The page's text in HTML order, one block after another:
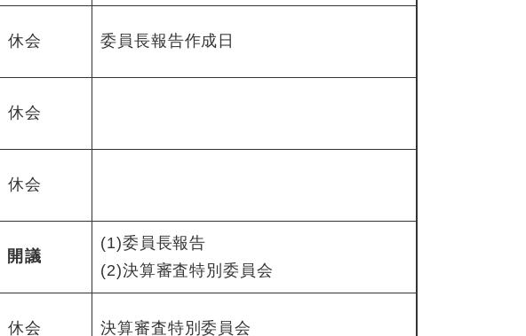
休会 委員長報告作成日
休会
休会
開議
(1)委員長報告
(2)決算審査特別委員会
休会 決算審査特別委員会